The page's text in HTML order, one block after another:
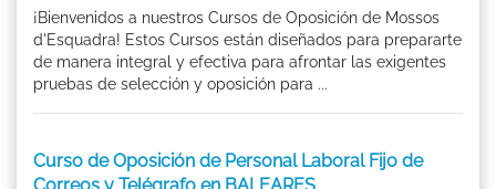
¡Bienvenidos a nuestros Cursos de Oposición de Mossos
d'Esquadra! Estos Cursos están diseñados para prepararte
de manera integral y efectiva para afrontar las exigentes
pruebas de selección y oposición para ...
Curso de Oposición de Personal Laboral Fijo de
Correos y Telégrafo en BALEARES